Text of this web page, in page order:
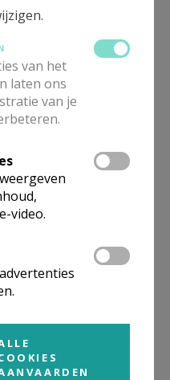
van het
laten ons
van je
video.